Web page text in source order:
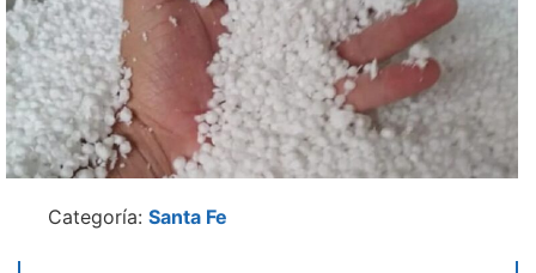
Categoría: Santa Fe